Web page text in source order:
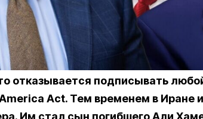
отказывается подписывать
Act. Тем временем в Иране